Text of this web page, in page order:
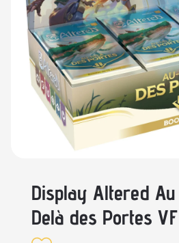
Display Altered Au
Delà des Portes VF